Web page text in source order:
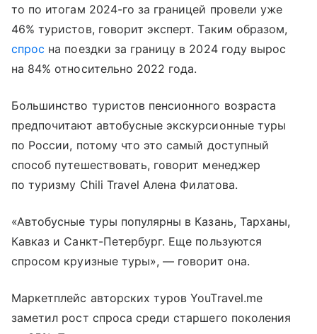
то по итогам 2024-го за границей провели уже
46% туристов, говорит эксперт. Таким образом,
спрос на поездки за границу в 2024 году вырос
на 84% относительно 2022 года.
Большинство туристов пенсионного возраста
предпочитают автобусные экскурсионные туры
по России, потому что это самый доступный
способ путешествовать, говорит менеджер
по туризму Chili Travel Алена Филатова.
«Автобусные туры популярны в Казань, Тарханы,
Кавказ и Санкт-Петербург. Еще пользуются
спросом круизные туры», — говорит она.
Маркетплейс авторских туров YouTravel.me
заметил рост спроса среди старшего поколения